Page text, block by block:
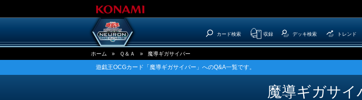
カード検索 収録 デッキ検索 トレンド
ホーム » Ｑ＆Ａ » 魔導ギガサイバー
遊戯王OCGカード「魔導ギガサイバー」へのQ&A一覧です。
魔導ギガサイ